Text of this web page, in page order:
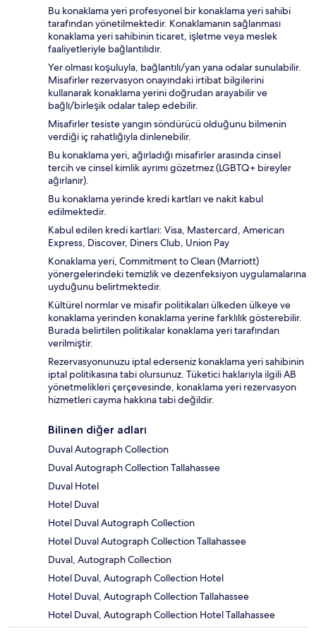
Bu konaklama yeri profesyonel bir konaklama yeri sahibi
tarafından yönetilmektedir. Konaklamanın sağlanması
konaklama yeri sahibinin ticaret, işletme veya meslek
faaliyetleriyle bağlantılıdır.
Yer olması koşuluyla, bağlantılı/yan yana odalar sunulabilir.
Misafirler rezervasyon onayındaki irtibat bilgilerini
kullanarak konaklama yerini doğrudan arayabilir ve
bağlı/birleşik odalar talep edebilir.
Misafirler tesiste yangın söndürücü olduğunu bilmenin
verdiği iç rahatlığıyla dinlenebilir.
Bu konaklama yeri, ağırladığı misafirler arasında cinsel
tercih ve cinsel kimlik ayrımı gözetmez (LGBTQ+ bireyler
ağırlanır).
Bu konaklama yerinde kredi kartları ve nakit kabul
edilmektedir.
Kabul edilen kredi kartları: Visa, Mastercard, American
Express, Discover, Diners Club, Union Pay
Konaklama yeri, Commitment to Clean (Marriott)
yönergelerindeki temizlik ve dezenfeksiyon uygulamalarına
uyduğunu belirtmektedir.
Kültürel normlar ve misafir politikaları ülkeden ülkeye ve
konaklama yerinden konaklama yerine farklılık gösterebilir.
Burada belirtilen politikalar konaklama yeri tarafından
verilmiştir.
Rezervasyonunuzu iptal ederseniz konaklama yeri sahibinin
iptal politikasına tabi olursunuz. Tüketici haklarıyla ilgili AB
yönetmelikleri çerçevesinde, konaklama yeri rezervasyon
hizmetleri cayma hakkına tabi değildir.
Bilinen diğer adları
Duval Autograph Collection
Duval Autograph Collection Tallahassee
Duval Hotel
Hotel Duval
Hotel Duval Autograph Collection
Hotel Duval Autograph Collection Tallahassee
Duval, Autograph Collection
Hotel Duval, Autograph Collection Hotel
Hotel Duval, Autograph Collection Tallahassee
Hotel Duval, Autograph Collection Hotel Tallahassee